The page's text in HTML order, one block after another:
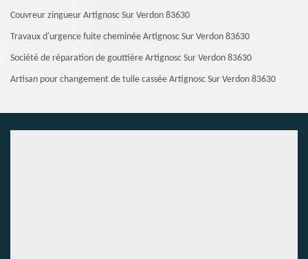
Couvreur zingueur Artignosc Sur Verdon 83630
Travaux d'urgence fuite cheminée Artignosc Sur Verdon 83630
Société de réparation de gouttière Artignosc Sur Verdon 83630
Artisan pour changement de tuile cassée Artignosc Sur Verdon 83630